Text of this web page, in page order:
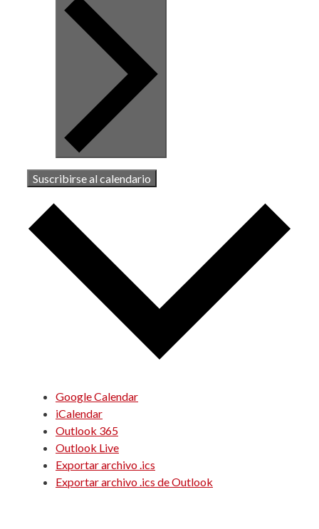
Suscribirse al calendario
Google Calendar
iCalendar
Outlook 365
Outlook Live
Exportar archivo .ics
Exportar archivo .ics de Outlook